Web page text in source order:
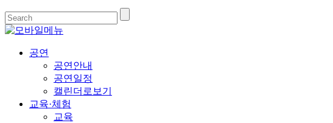
공연
공연안내
공연일정
캘린더로보기
교육·체험
교육